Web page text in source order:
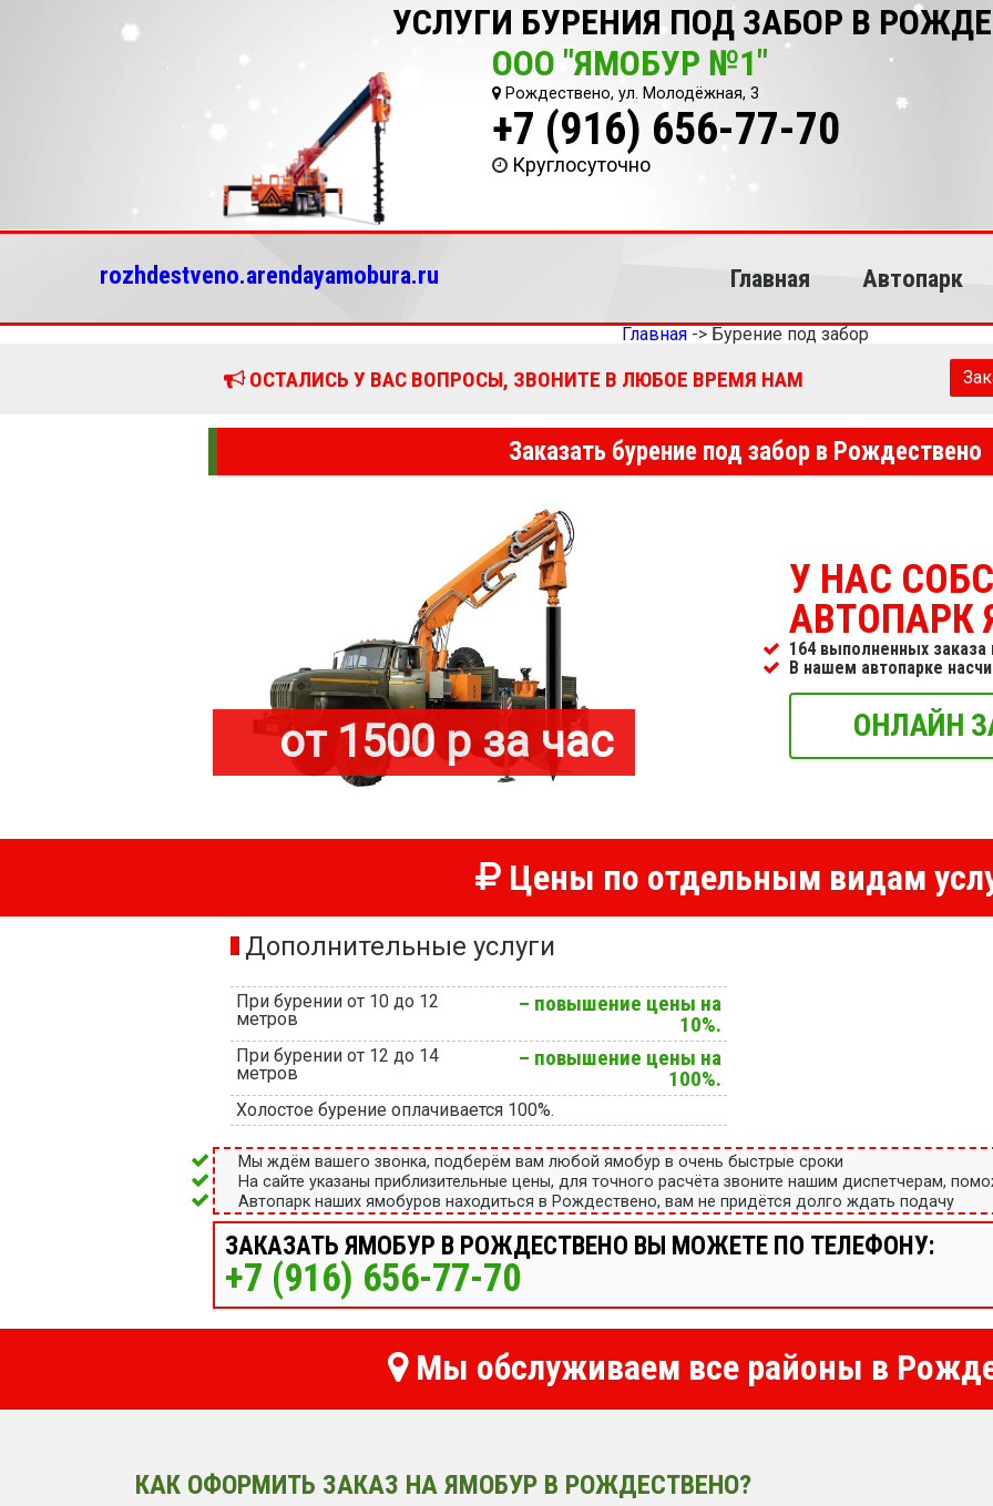
УСЛУГИ БУРЕНИЯ ПОД ЗАБОР В
ООО "ЯМОБУР №1"
Рождествено, ул. Молодёжная, 3
+7 (916) 656-77-70
Круглосуточно
rozhdestveno.arendayamobura.ru Главная Автопарк
Главная-> Бурение под забор
ОСТАЛИСЬ У ВАС ВОПРОСЫ, ЗВОНИТЕ В ЛЮБОЕ ВРЕМЯ НАМ
Заказать бурение под забор в Рождествено
от 1500 р за час
У НАС
АВТОПАРК
164 выполненных заказа
В нашем автопарке
ОНЛАЙН
Цены по отдельным видам
Дополнительные услуги
При бурении от 10 до 12
метров
– повышение цены на
10%.
При бурении от 12 до 14
метров
– повышение цены на
100%.
Холостое бурение оплачивается 100%.
Мы ждём вашего звонка, подберём вам любой ямобур в очень быстрые сроки
На сайте указаны приблизительные цены, для точного расчёта звоните нашим диспетчерам,
Автопарк наших ямобуров находиться в Рождествено, вам не придётся долго ждать подачу
ЗАКАЗАТЬ ЯМОБУР В РОЖДЕСТВЕНО ВЫ МОЖЕТЕ ПО ТЕЛЕФОНУ:
+7 (916) 656-77-70
Мы обслуживаем все районы в
КАК ОФОРМИТЬ ЗАКАЗ НА ЯМОБУР В РОЖДЕСТВЕНО?